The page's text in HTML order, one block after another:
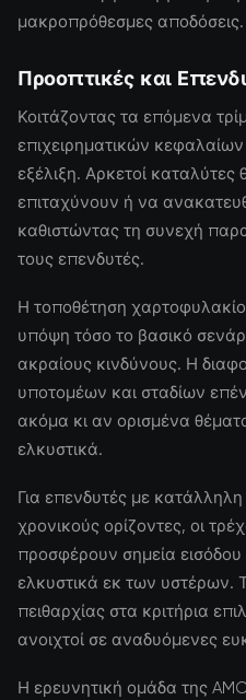
μακροπρόθεσμες αποδόσεις.
Προοπτικές και
Κοιτάζοντας τα επόμενα
επιχειρηματικών
εξέλιξη. Αρκετοί
επιταχύνουν ή να
καθιστώντας τη συνεχή
τους επενδυτές.
Η τοποθέτηση
υπόψη τόσο το βασικό
ακραίους κινδύνους. Η
υποτομέων και σταδίων
ακόμα κι αν ορισμένα
ελκυστικά.
Για επενδυτές με
χρονικούς ορίζοντες, οι
προσφέρουν σημεία
ελκυστικά εκ των υστέρων.
πειθαρχίας στα κριτήρια
ανοιχτοί σε αναδυόμενες
Η ερευνητική ομάδα της